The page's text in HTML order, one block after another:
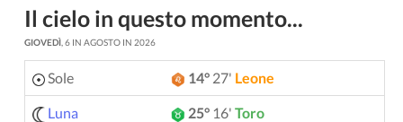
Il cielo in questo momento...
GIOVEDÌ , 6 IN AGOSTO IN 2026
Sole 14° 27' Leone
Luna 25° 16' Toro